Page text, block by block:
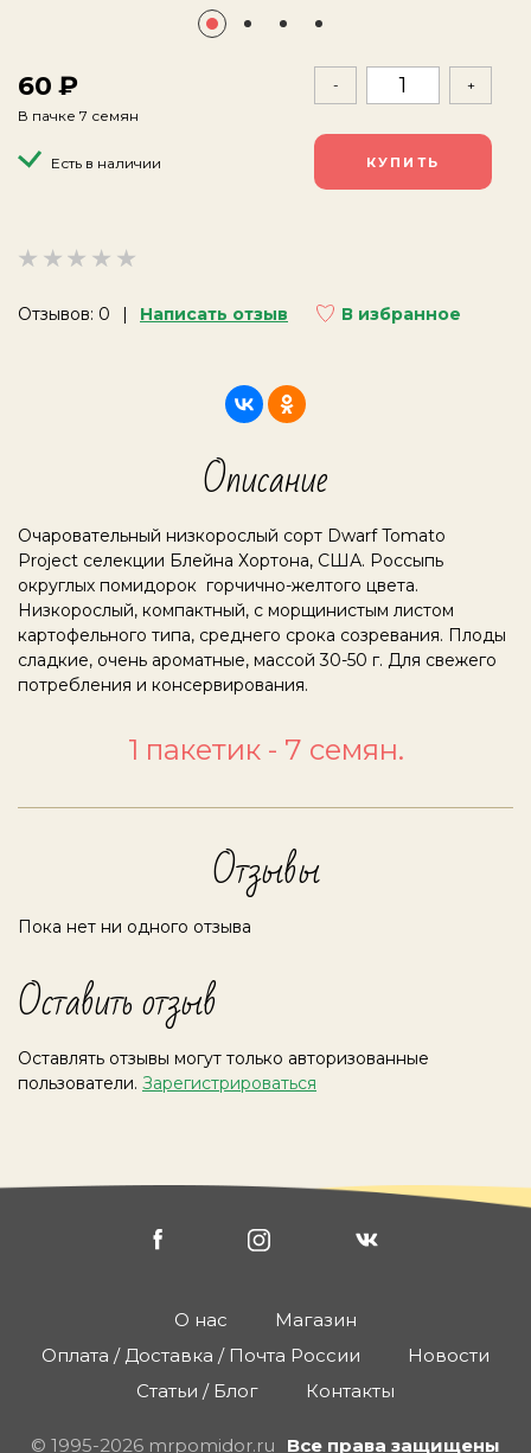
Отзывов: 0 Написать отзыв В избранное
60
В пачке 7 семян
Есть в наличии
- +
Описание
Очаровательный низкорослый сорт Dwarf Tomato
Project селекции Блейна Хортона, США. Россыпь
округлых помидорок горчично-желтого цвета.
Низкорослый, компактный, с морщинистым листом
картофельного типа, среднего срока созревания. Плоды
сладкие, очень ароматные, массой 30-50 г. Для свежего
потребления и консервирования.
1 пакетик - 7 семян.
Отзывы
Пока нет ни одного отзыва
Оставить отзыв
Оставлять отзывы могут только авторизованные
пользователи. Зарегистрироваться
О нас
Магазин
Оплата / Доставка / Почта России
Новости
Статьи / Блог
Контакты
© 1995-2026 mrpomidor.ru Все права защищены